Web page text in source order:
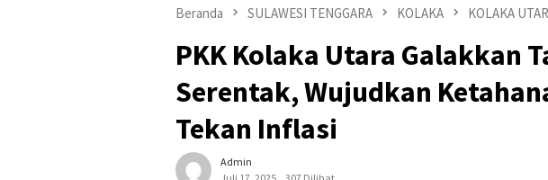
Beranda SULAWESI TENGGARA KOLAKA KOLAKA
PKK Kolaka Utara Galakkan
Serentak, Wujudkan
Tekan Inflasi
Admin